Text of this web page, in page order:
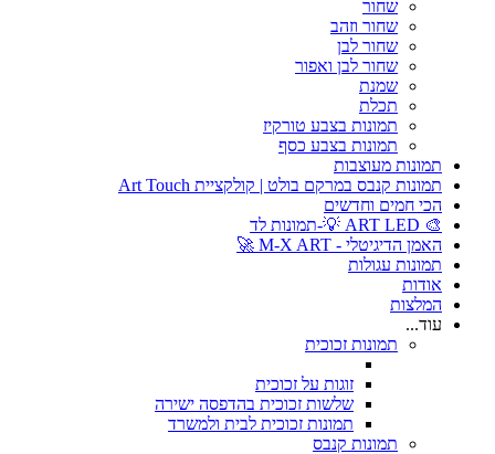
שחור
שחור וזהב
שחור לבן
שחור לבן ואפור
שמנת
תכלת
תמונות בצבע טורקיז
תמונות בצבע כסף
תמונות מעוצבות
תמונות קנבס במרקם בולט | קולקציית Art Touch
הכי חמים וחדשים
🎨 ART LED 💡-תמונות לד
האמן הדיגיטלי - M-X ART 🚀
תמונות עגולות
אודות
המלצות
עוד...
תמונות זכוכית
זוגות על זכוכית
שלשות זכוכית בהדפסה ישירה
תמונות זכוכית לבית ולמשרד
תמונות קנבס